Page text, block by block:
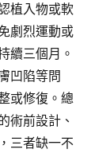
植入物或軟
劇烈運動或
續三個月。
凹陷等問
或修復。總
術前設計、
三者缺一不